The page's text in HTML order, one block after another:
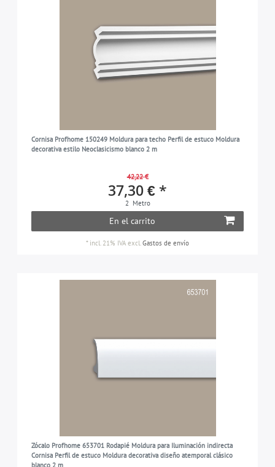
Cornisa Profhome 150249 Moldura para techo Perfil de estuco Moldura
decorativa estilo Neoclasicismo blanco 2 m
42,22 €
37,30 € *
2 Metro
En el carrito
* incl. 21% IVA excl.Gastos de envío
Zócalo Profhome 653701 Rodapié Moldura para Iluminación indirecta
Cornisa Perfil de estuco Moldura decorativa diseño atemporal clásico
blanco 2 m